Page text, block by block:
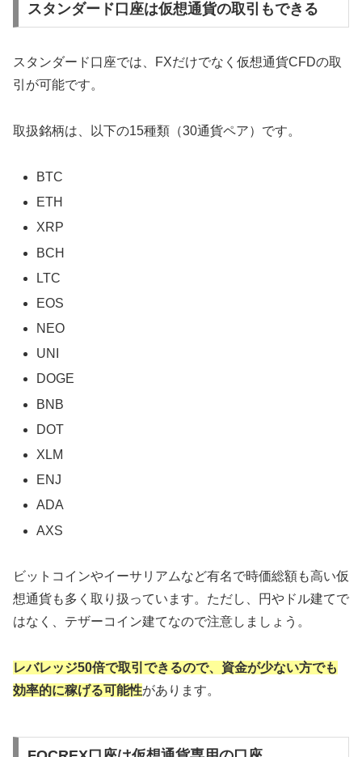
スタンダード口座は仮想通貨の取引もできる
スタンダード口座では、FXだけでなく仮想通貨CFDの取
引が可能です。
取扱銘柄は、以下の15種類（30通貨ペア）です。
BTC
ETH
XRP
BCH
LTC
EOS
NEO
UNI
DOGE
BNB
DOT
XLM
ENJ
ADA
AXS
ビットコインやイーサリアムなど有名で時価総額も高い仮
想通貨も多く取り扱っています。ただし、円やドル建てで
はなく、テザーコイン建てなので注意しましょう。
レバレッジ50倍で取引できるので、資金が少ない方でも
効率的に稼げる可能性があります。